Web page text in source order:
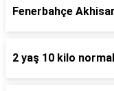
Fenerbahçe
2 yaş 10 kilo